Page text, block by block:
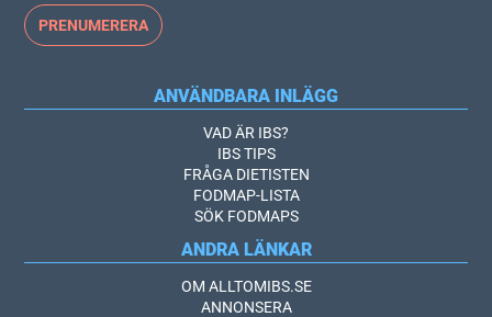
ANVÄNDBARA INLÄGG
VAD ÄR IBS?
IBS TIPS
FRÅGA DIETISTEN
FODMAP-LISTA
SÖK FODMAPS
ANDRA LÄNKAR
OM ALLTOMIBS.SE
ANNONSERA